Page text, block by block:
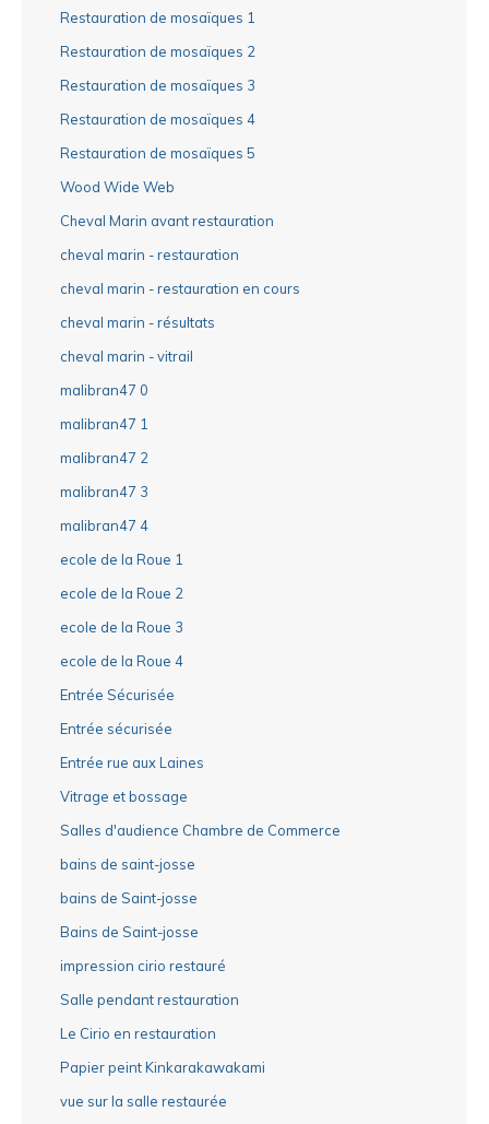
Restauration de mosaïques 1
Restauration de mosaïques 2
Restauration de mosaïques 3
Restauration de mosaïques 4
Restauration de mosaïques 5
Wood Wide Web
Cheval Marin avant restauration
cheval marin - restauration
cheval marin - restauration en cours
cheval marin - résultats
cheval marin - vitrail
malibran47 0
malibran47 1
malibran47 2
malibran47 3
malibran47 4
ecole de la Roue 1
ecole de la Roue 2
ecole de la Roue 3
ecole de la Roue 4
Entrée Sécurisée
Entrée sécurisée
Entrée rue aux Laines
Vitrage et bossage
Salles d'audience Chambre de Commerce
bains de saint-josse
bains de Saint-josse
Bains de Saint-josse
impression cirio restauré
Salle pendant restauration
Le Cirio en restauration
Papier peint Kinkarakawakami
vue sur la salle restaurée